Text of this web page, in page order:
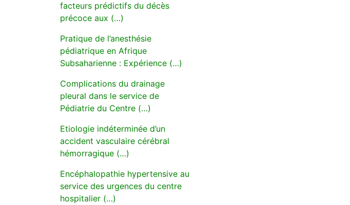
facteurs prédictifs du décès
précoce aux (…)
Pratique de l’anesthésie
pédiatrique en Afrique
Subsaharienne : Expérience (…)
Complications du drainage
pleural dans le service de
Pédiatrie du Centre (…)
Etiologie indéterminée d’un
accident vasculaire cérébral
hémorragique (…)
Encéphalopathie hypertensive au
service des urgences du centre
hospitalier (…)